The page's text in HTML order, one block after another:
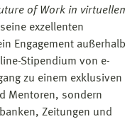
of Work in virtuellen
exzellenten
Engagement außerhalb
Stipendium von e-
zu einem exklusiven
Mentoren, sondern
Zeitungen und